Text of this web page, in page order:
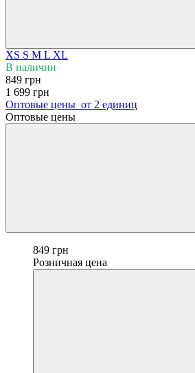
XS S M L XL
В наличии
849 грн
1 699 грн
Оптовые цены от 2 единиц
Оптовые цены
849 грн
Розничная цена